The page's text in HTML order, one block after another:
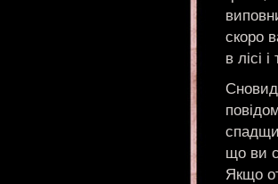
скоро
в лісі і
що ви
Якщо